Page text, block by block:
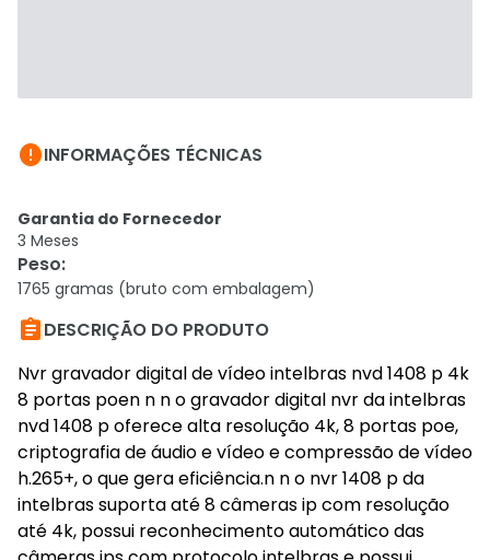
INFORMAÇÕES TÉCNICAS
Garantia do Fornecedor
3 Meses
Peso:
1765 gramas (bruto com embalagem)
DESCRIÇÃO DO PRODUTO
Nvr gravador digital de vídeo intelbras nvd 1408 p 4k
8 portas poen n n o gravador digital nvr da intelbras
nvd 1408 p oferece alta resolução 4k, 8 portas poe,
criptografia de áudio e vídeo e compressão de vídeo
h.265+, o que gera eficiência.n n o nvr 1408 p da
intelbras suporta até 8 câmeras ip com resolução
até 4k, possui reconhecimento automático das